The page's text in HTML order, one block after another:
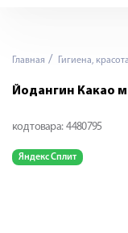
Главная Гигиена,
Йодангин Какао
код товара: 4480795
Яндекс Сплит